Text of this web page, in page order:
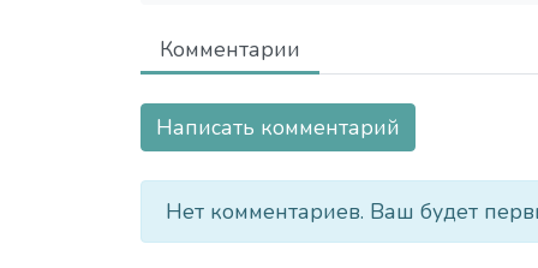
Комментарии
Написать комментарий
Нет комментариев. Ваш будет